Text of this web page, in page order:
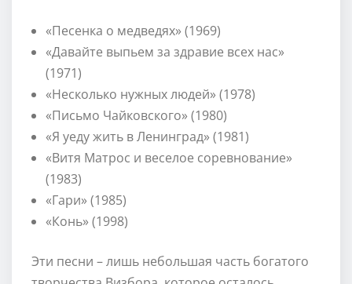
«Песенка о медведях» (1969)
«Давайте выпьем за здравие всех нас»
(1971)
«Несколько нужных людей» (1978)
«Письмо Чайковского» (1980)
«Я уеду жить в Ленинград» (1981)
«Витя Матрос и веселое соревнование»
(1983)
«Гари» (1985)
«Конь» (1998)
Эти песни – лишь небольшая часть богатого